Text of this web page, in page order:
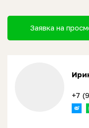
Заявка на
+7